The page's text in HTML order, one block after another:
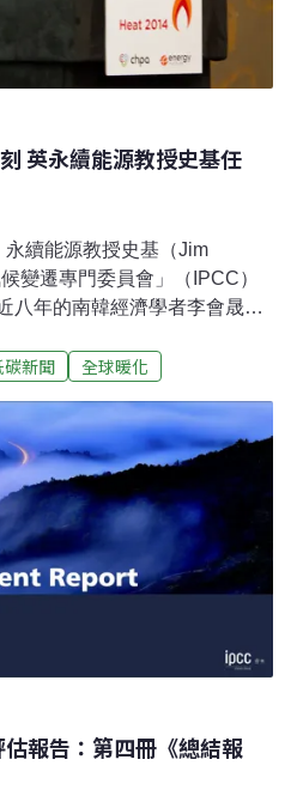
英永續能源教授史基任
續能源教授史基（Jim
變遷專門委員會」（IPCC）
八年的南韓經濟學者李會晟
）和聯合國環境環境規劃
適與減緩策略。IPCC定期發表
重要科學依據，以及聯合國氣
年69歲，蘇格蘭人，取得愛丁
劍橋大學攻讀能源研究博士。
隆大學擔任客座助理教授，研
年起在帝國理工學院任教。
研究，至今約30年。史基是
席，曾共同領導撰寫了2018
碳新聞 全球暖化
報告：第四冊《總結報